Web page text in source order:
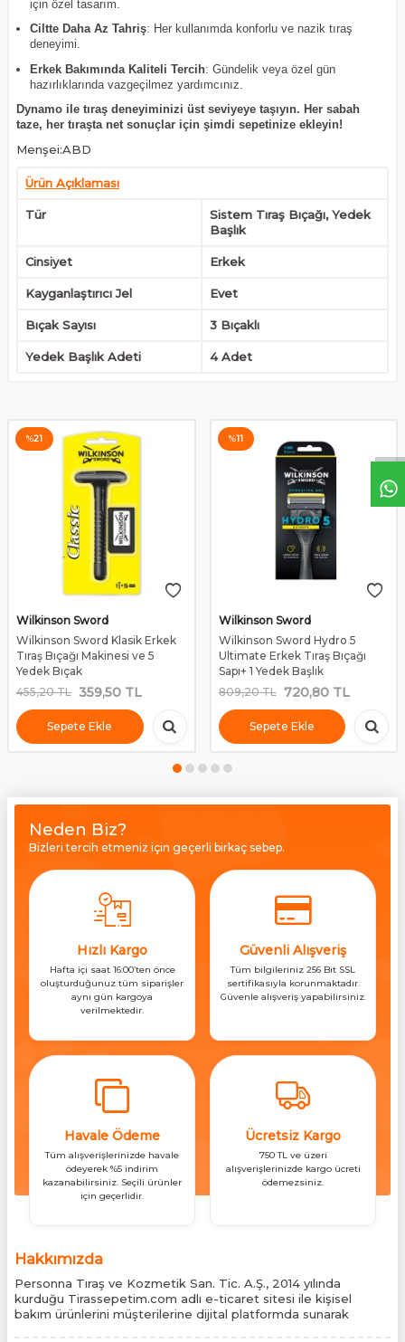
için özel tasarım.
Ciltte Daha Az Tahriş: Her kullanımda konforlu ve nazik tıraş
deneyimi.
Erkek Bakımında Kaliteli Tercih: Gündelik veya özel gün
hazırlıklarında vazgeçilmez yardımcınız.
Dynamo ile tıraş deneyiminizi üst seviyeye taşıyın. Her sabah
taze, her tıraşta net sonuçlar için şimdi sepetinize ekleyin!
Menşei:ABD
Ürün Açıklaması
Tür
Sistem Tıraş Bıçağı, Yedek
Başlık
Cinsiyet Erkek
Kayganlaştırıcı Jel Evet
Bıçak Sayısı 3 Bıçaklı
Yedek Başlık Adeti 4 Adet
%21
Wilkinson Sword
Wilkinson Sword Klasik Erkek
Tıraş Bıçağı Makinesi ve 5
Yedek Bıçak
455,20TL 359,50 TL
Sepete Ekle
%11
Wilkinson Sword
Wilkinson Sword Hydro 5
Ultimate Erkek Tıraş Bıçağı
Sapı+ 1 Yedek Başlık
809,20TL 720,80TL
Sepete Ekle
Neden Biz?
Bizleri tercih etmeniz için geçerli birkaç sebep.
Hızlı Kargo
Hafta içi saat 16:00’ten önce
oluşturduğunuz tüm siparişler
aynı gün kargoya
verilmektedir.
Güvenli Alışveriş
Tüm bilgileriniz 256 Bit SSL
sertifikasıyla korunmaktadır.
Güvenle alışveriş yapabilirsiniz.
Havale Ödeme
Tüm alışverişlerinizde havale
ödeyerek %5 indirim
kazanabilirsiniz. Seçili ürünler
için geçerlidir.
Ücretsiz Kargo
750 TL ve üzeri
alışverişlerinizde kargo ücreti
ödemezsiniz.
Hakkımızda
Personna Tıraş ve Kozmetik San. Tic. A.Ş., 2014 yılında
kurduğu Tirassepetim.com adlı e-ticaret sitesi ile kişisel
bakım ürünlerini müşterilerine dijital platformda sunarak